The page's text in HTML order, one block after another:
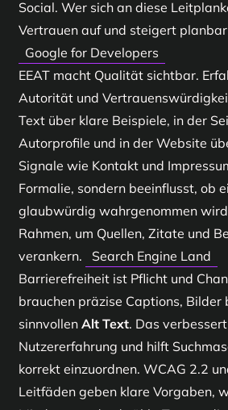
Social. Wer sich an diese
Vertrauen auf und steigert
Google for Developers
EEAT macht Qualität sichtbar.
Autorität und
Text über klare Beispiele, in der
Autorprofile und in der Website
Signale wie Kontakt und
Formalie, sondern beeinflusst, ob
glaubwürdig wahrgenommen
Rahmen, um Quellen, Zitate und
verankern.
Search Engine Land
Barrierefreiheit ist Pflicht und
brauchen präzise Captions, Bilder
sinnvollen Alt Text. Das
Nutzererfahrung und hilft
korrekt einzuordnen. WCAG 2.2
Leitfäden geben klare Vorgaben,